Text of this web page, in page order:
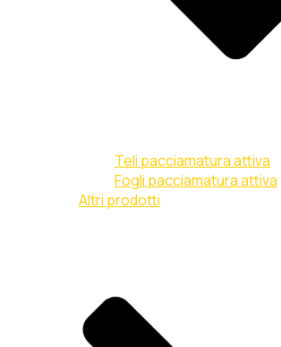
Teli pacciamatura attiva
Fogli pacciamatura attiva
Altri prodotti